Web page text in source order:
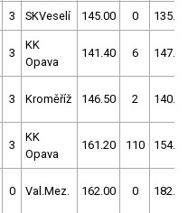
3 SKVeselí 145.00 0 135.00
3
KK
Opava
141.40 6 147.60
3 Kroměříž 146.50 2 140.60
3
KK
Opava
161.20 110 154.80
0 Val.Mez. 162.00 0 182.20